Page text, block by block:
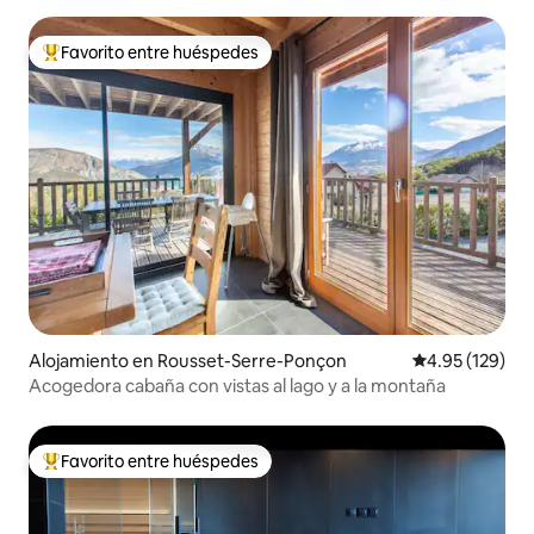
Favorito entre huéspedes preferido
Favorito entre huéspedes
Alojamiento en Rousset-Serre-Ponçon Calificación
4.95 (129)
Acogedora cabaña con vistas al lago y a la montaña
Favorito entre huéspedes preferido
Favorito entre huéspedes